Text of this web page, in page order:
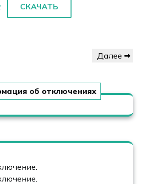
СКАЧАТЬ
Следующая
Далее
об отключениях